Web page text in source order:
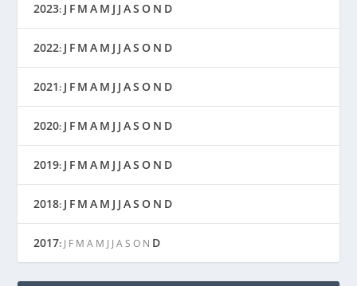
2023: J F M A M J J AS O N D
2022: J F M A M J J AS O N D
2021: J F M A M J J AS O N D
2020: J F M A M J J AS O N D
2019: J F M A M J J AS O N D
2018: J F M A M J J AS O N D
2017: J F M A M J J A S O N D